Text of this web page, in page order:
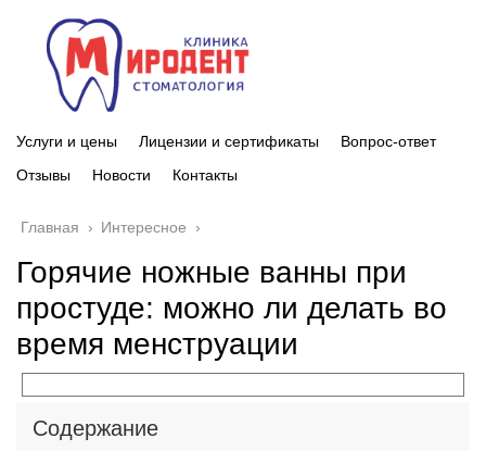
Услуги и цены Лицензии и сертификаты
Вопрос-ответ
Отзывы
Новости Контакты
Главная › Интересное ›
Горячие ножные ванны при
простуде: можно ли делать во
время менструации
Содержание